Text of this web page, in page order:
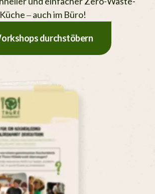
Küche – auch im Büro!
durchstöbern